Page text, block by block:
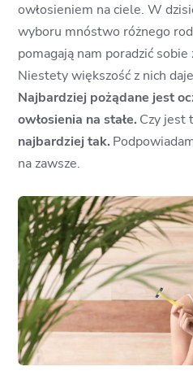
owłosieniem na ciele. W
wyboru mnóstwo różnego
pomagają nam poradzić
Niestety większość z nich
Najbardziej pożądane jest
owłosienia na stałe. Czy jest
najbardziej tak.
na zawsze.